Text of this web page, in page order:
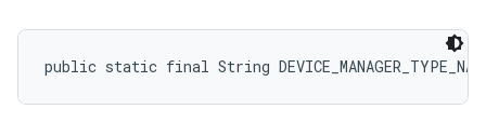
public static final String